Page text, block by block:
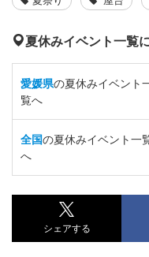
夏休みイベント一覧
愛媛県の夏休みイベント
覧へ
全国の夏休みイベント一
へ
シェアする